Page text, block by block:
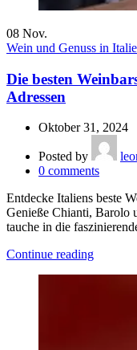
08 Nov.
Wein und Genuss in
Die besten
Adressen
Oktober 31, 2024
Posted by
0 comments
Entdecke Italiens beste
Genieße Chianti, Barolo
tauche in die
Continue reading